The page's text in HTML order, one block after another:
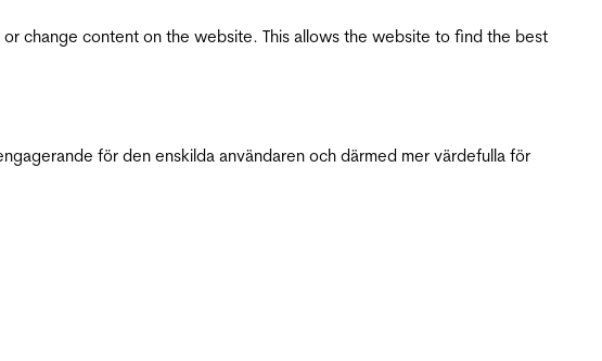
change content on the website. This allows the website to find the best
för den enskilda användaren och därmed mer värdefulla för